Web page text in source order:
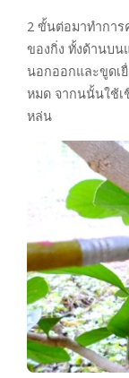
2 ขั้นต่อมาทำการ
ของกิ่ง ทั้งด้านบน
นอกออกและขูดเ
หมด จากนนั้นใช้เ
หล่น